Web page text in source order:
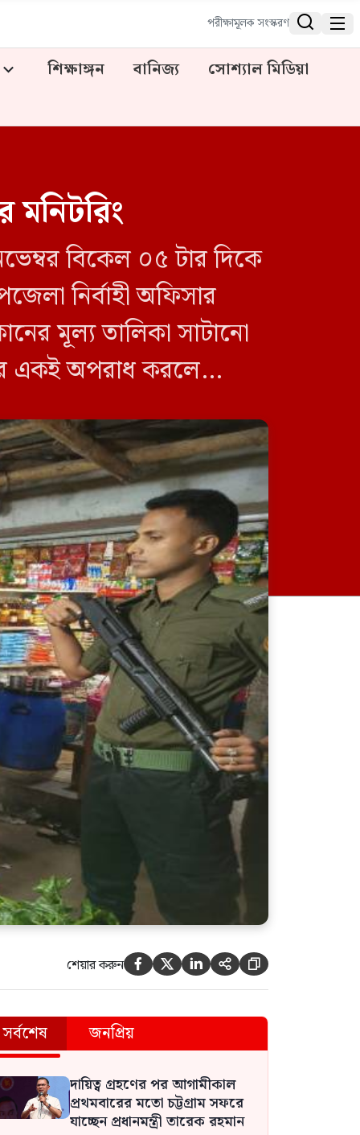
পরীক্ষামূলক সংস্করণ  
শিক্ষাঙ্গন বানিজ্য
সোশ্যাল মিডিয়া
মনিটরিং
বিকেল ০৫ টার দিকে
নির্বাহী অফিসার
মূল্য তালিকা সাটানো
একই অপরাধ করলে
শেয়ার করুন     
সর্বশেষ জনপ্রিয়
দায়িত্ব গ্রহণের পর আগামীকাল
প্রথমবারের মতো চট্টগ্রাম সফরে
যাচ্ছেন প্রধানমন্ত্রী তারেক রহমান